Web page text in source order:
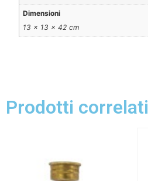
Dimensioni
13 × 13 × 42 cm
Prodotti correlati